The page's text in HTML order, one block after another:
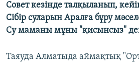
Совет кезінде талқыланып,
Сібір суларын Аралға бұру
Су маманы мұны "қисынсыз"
Таяуда Алматыда аймақтық